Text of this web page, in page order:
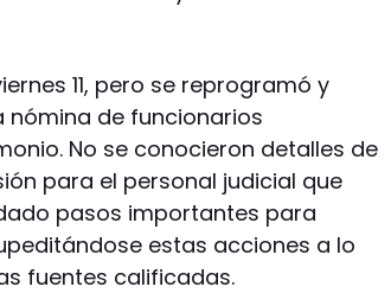
11, pero se reprogramó y
de funcionarios
No se conocieron detalles de
para el personal judicial que
pasos importantes para
estas acciones a lo
fuentes calificadas.